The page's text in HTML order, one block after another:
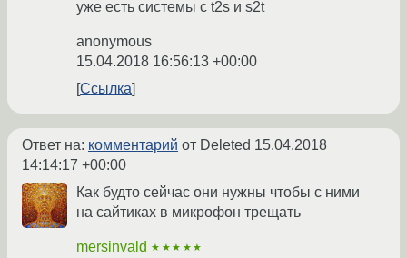
уже есть системы с t2s и s2t
anonymous
15.04.2018 16:56:13 +00:00
Ссылка
Ответ на: комментарий от Deleted 15.04.2018
14:14:17 +00:00
Как будто сейчас они нужны чтобы с ними
на сайтиках в микрофон трещать
mersinvald ★★★★★